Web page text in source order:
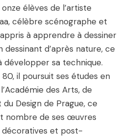
élèves de l’artiste
célèbre scénographe et
à apprendre à dessiner
d’après nature, ce
développer sa technique.
80, il poursuit ses études en
des Arts, de
Design de Prague, ce
nombre de ses œuvres
décoratives et post-